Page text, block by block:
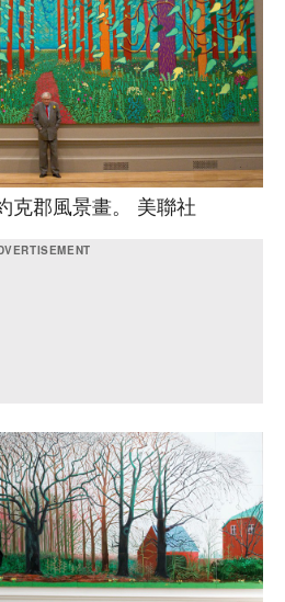
克郡風景畫。 美聯社